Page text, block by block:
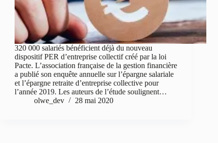
320 000 salariés bénéficient déjà du nouveau
dispositif PER d’entreprise collectif créé par la loi
Pacte. L’association française de la gestion financière
a publié son enquête annuelle sur l’épargne salariale
et l’épargne retraite d’entreprise collective pour
l’année 2019. Les auteurs de l’étude soulignent…
olwe_dev
28 mai 2020